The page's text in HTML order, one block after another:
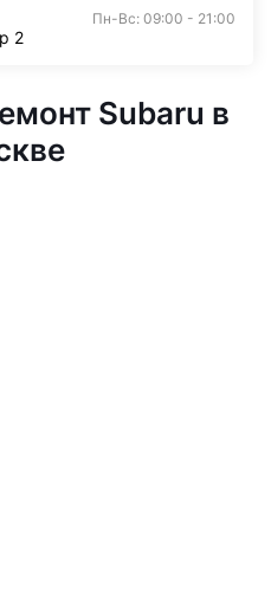
Пн-Вс: 09:00 - 21:00
2
Subaru в